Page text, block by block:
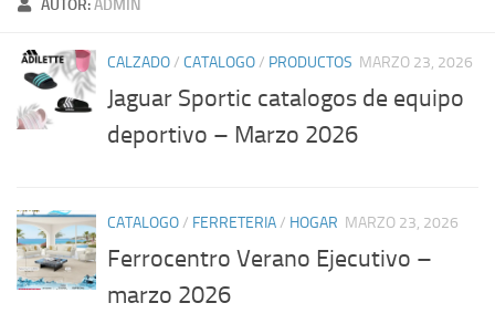
AUTOR:ADMIN
CALZADO/ CATALOGO/ PRODUCTOS MARZO 23, 2026
Jaguar Sportic catalogos de equipo
deportivo – Marzo 2026
CATALOGO/ FERRETERIA/ HOGAR MARZO 23, 2026
Ferrocentro Verano Ejecutivo –
marzo 2026